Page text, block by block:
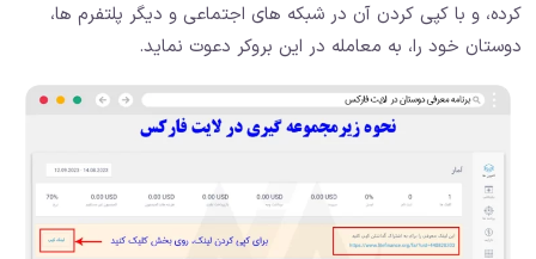
کرده‌،‌ و با کپی کردن آن در شبکه های اجتماعی و دیگر پلتفرم ها،
دوستان خود را، به معامله در این بروکر دعوت نماید.